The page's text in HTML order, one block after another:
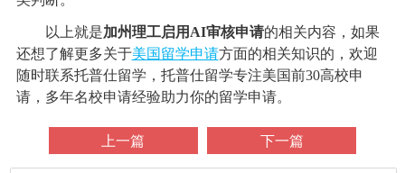
以上就是加州理工启用AI审核申请的相关内容，如果
还想了解更多关于美国留学申请方面的相关知识的，欢迎
随时联系托普仕留学，托普仕留学专注美国前30高校申
请，多年名校申请经验助力你的留学申请。
上一篇 下一篇